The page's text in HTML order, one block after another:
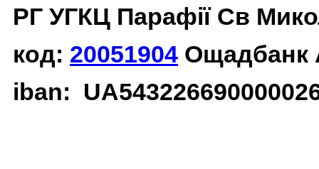
РГ УГКЦ Парафії Св
код: 20051904 Ощадбанк
iban: